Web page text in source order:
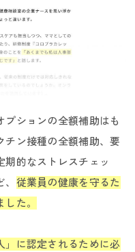
ベント
プションの全額補助はも
チン接種の全額補助、要
的なストレスチェッ
従業員の健康を守るた
た。
」に認定されるために必